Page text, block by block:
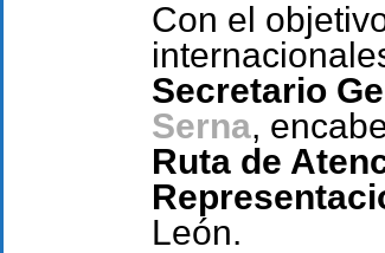
Con el
Secretario
Serna,
Ruta de
León.